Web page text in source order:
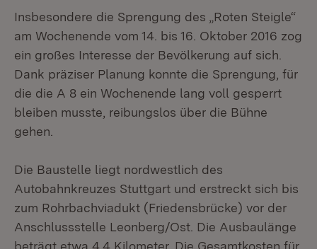
Insbesondere die Sprengung des „Roten Steigle“
am Wochenende vom 14. bis 16. Oktober 2016 zog
ein großes Interesse der Bevölkerung auf sich.
Dank präziser Planung konnte die Sprengung, für
die die A 8 ein Wochenende lang voll gesperrt
bleiben musste, reibungslos über die Bühne
gehen.
Die Baustelle liegt nordwestlich des
Autobahnkreuzes Stuttgart und erstreckt sich bis
zum Rohrbachviadukt (Friedensbrücke) vor der
Anschlussstelle Leonberg/Ost. Die Ausbaulänge
beträgt etwa 4,4 Kilometer. Die Gesamtkosten für